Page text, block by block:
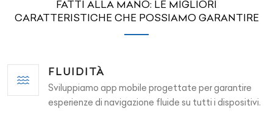
FATTI ALLA MANO: LE MIGLIORI
CARATTERISTICHE CHE POSSIAMO GARANTIRE
FLUIDITÀ
Sviluppiamo app mobile progettate per garantire
esperienze di navigazione fluide su tutti i dispositivi.